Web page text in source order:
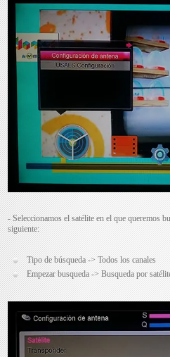
- Seleccionamos el satélite en el que queremos
siguiente:
Tipo de búsqueda -> Todos los canales
Empezar busqueda -> Busqueda por